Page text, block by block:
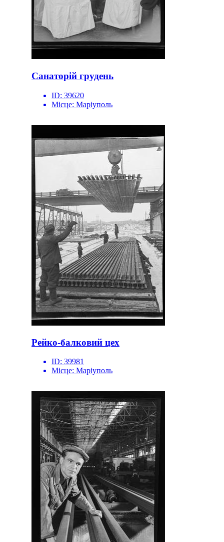
Санаторій грудень
ID: 39620
Місце: Маріуполь
Рейко-балковий цех
ID: 39981
Місце: Маріуполь